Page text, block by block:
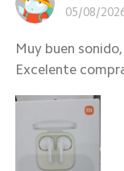
05/08/
Muy buen
Excelente